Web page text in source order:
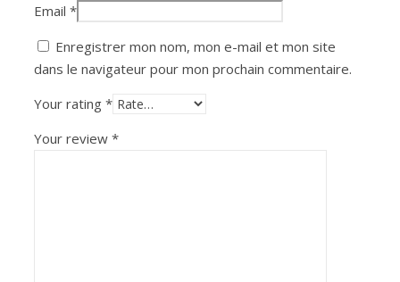
Email *
Enregistrer mon nom, mon e-mail et mon site
dans le navigateur pour mon prochain commentaire.
Your rating *
Your review *